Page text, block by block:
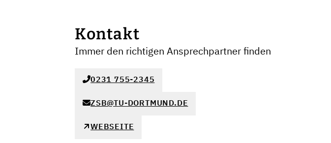
Kontakt
Immer den richtigen Ansprechpartner finden
0231 755-2345
ZSB@TU-DORTMUND.DE
WEBSEITE